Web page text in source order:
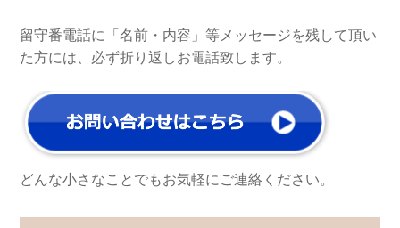
留守番電話に「名前・内容」等メッセージを残して頂い
た方には、必ず折り返しお電話致します。
どんな小さなことでもお気軽にご連絡ください。